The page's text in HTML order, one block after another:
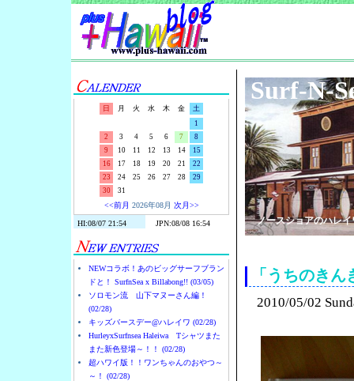
日 月 火 水 木 金
土
1
2
3 4 5 6 7
8
9
10 11 12 13 14
15
16
17 18 19 20 21
22
23
24 25 26 27 28
29
30
31
<<前月 2026年08月 次月>>
NEWコラボ！あのビッグサーフブラン
ドと！ SurfnSea x Billabong!! (03/05)
ソロモン流 山下マヌーさん編！
(02/28)
キッズバースデー@ハレイワ (02/28)
HurleyxSurfnsea Haleiwa Tシャツまた
また新色登場～！！ (02/28)
超ハワイ版！！ワンちゃんのおやつ～
～！ (02/28)
Surf-N-
ノースショアのハレ
「うちのき
2010/05/02